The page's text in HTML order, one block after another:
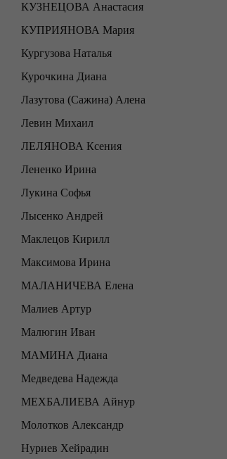
КУЗНЕЦОВА Анастасия
КУПРИЯНОВА Мария
Кургузова Наталья
Курочкина Диана
Лазутова (Сажина) Алена
Левин Михаил
ЛЕЛЯНОВА Ксения
Лененко Ирина
Лукина Софья
Лысенко Андрей
Маклецов Кирилл
Максимова Ирина
МАЛАНИЧЕВА Елена
Малиев Артур
Малюгин Иван
МАМИНА Диана
Медведева Надежда
МЕХБАЛИЕВА Айнур
Молотков Александр
Нуриев Хейрадин